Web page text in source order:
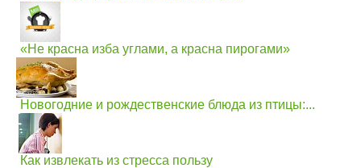
«Не красна изба углами, а красна пирогами»
Новогодние и рождественские блюда из птицы:...
Как извлекать из стресса пользу